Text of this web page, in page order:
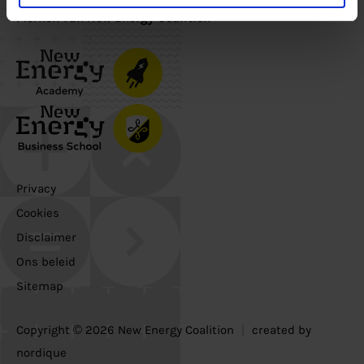
Merken van New Energy Coalition
Copyright © 2026 New Energy Coalition
created by
nordique
Privacy
Cookies
Disclaimer
Ons beleid
Sitemap